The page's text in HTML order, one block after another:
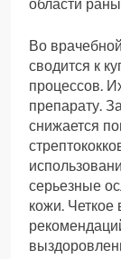
области
Во
сводится к
процессов.
препарату.
снижается
серьезные
кожи.